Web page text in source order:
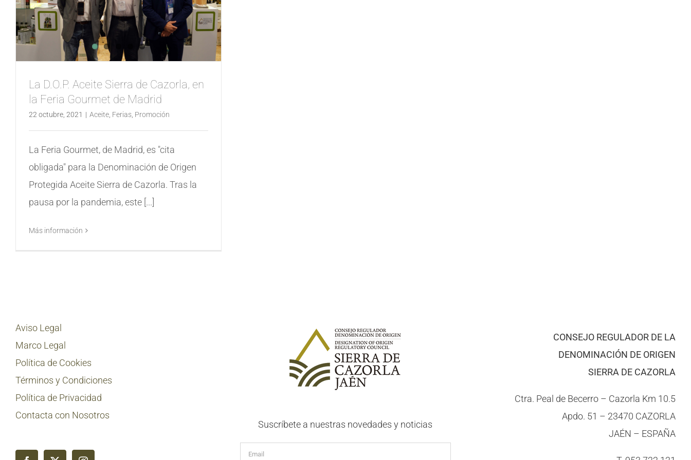
La D.O.P. Aceite Sierra de Cazorla, en
la Feria Gourmet de Madrid
22 octubre, 2021 | Aceite, Ferias, Promoción
La Feria Gourmet, de Madrid, es "cita
obligada" para la Denominación de Origen
Protegida Aceite Sierra de Cazorla. Tras la
pausa por la pandemia, este [...]
Más información
Aviso Legal
Marco Legal
Política de Cookies
Términos y Condiciones
Política de Privacidad
Contacta con Nosotros
Suscríbete a nuestras novedades y noticias
CONSEJO REGULADOR DE LA
DENOMINACIÓN DE ORIGEN
SIERRA DE CAZORLA
Ctra. Peal de Becerro – Cazorla Km 10.5
Apdo. 51 – 23470 CAZORLA
JAÉN – ESPAÑA